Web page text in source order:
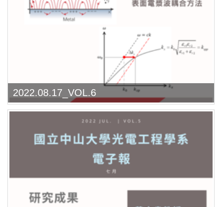
2022.08.17_VOL.6